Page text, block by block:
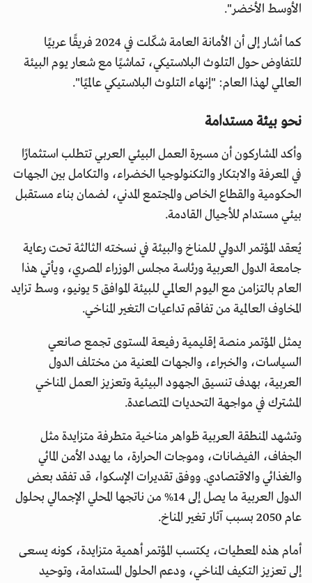
الأوسط الأخضر".
كما أشار إلى أن الأمانة العامة شكّلت في 2024 فريقًا عربيًا
للتفاوض حول التلوث البلاستيكي، تماشيًا مع شعار يوم البيئة
العالمي لهذا العام: "إنهاء التلوث البلاستيكي عالميًا".
نحو بيئة مستدامة
وأكد المشاركون أن مسيرة العمل البيئي العربي تتطلب استثمارًا
في المعرفة والابتكار والتكنولوجيا الخضراء، والتكامل بين الجهات
الحكومية والقطاع الخاص والمجتمع المدني، لضمان بناء مستقبل
بيئي مستدام للأجيال القادمة.
يُعقد المؤتمر الدولي للمناخ والبيئة في نسخته الثالثة تحت رعاية
جامعة الدول العربية ورئاسة مجلس الوزراء المصري، ويأتي هذا
العام بالتزامن مع اليوم العالمي للبيئة الموافق 5 يونيو، وسط تزايد
المخاوف العالمية من تفاقم تداعيات التغير المناخي.
يمثل المؤتمر منصة إقليمية رفيعة المستوى تجمع صانعي
السياسات، والخبراء، والجهات المعنية من مختلف الدول
العربية، بهدف تنسيق الجهود البيئية وتعزيز العمل المناخي
المشترك في مواجهة التحديات المتصاعدة.
وتشهد المنطقة العربية ظواهر مناخية متطرفة متزايدة مثل
الجفاف، الفيضانات، وموجات الحرارة، ما يهدد الأمن المائي
والغذائي والاقتصادي. ووفق تقديرات الإسكوا، قد تفقد بعض
الدول العربية ما يصل إلى 14% من ناتجها المحلي الإجمالي بحلول
عام 2050 بسبب آثار تغير المناخ.
أمام هذه المعطيات، يكتسب المؤتمر أهمية متزايدة، كونه يسعى
إلى تعزيز التكيف المناخي، ودعم الحلول المستدامة، وتوحيد